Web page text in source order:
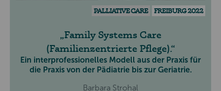
PALLIATIVE CARE FREIBURG 2022
Family Systems Care
(Familienzentrierte Pflege).
Ein interprofessionelles Modell aus der Praxis für
die Praxis von der Pädiatrie bis zur Geriatrie.
Barbara Strohal